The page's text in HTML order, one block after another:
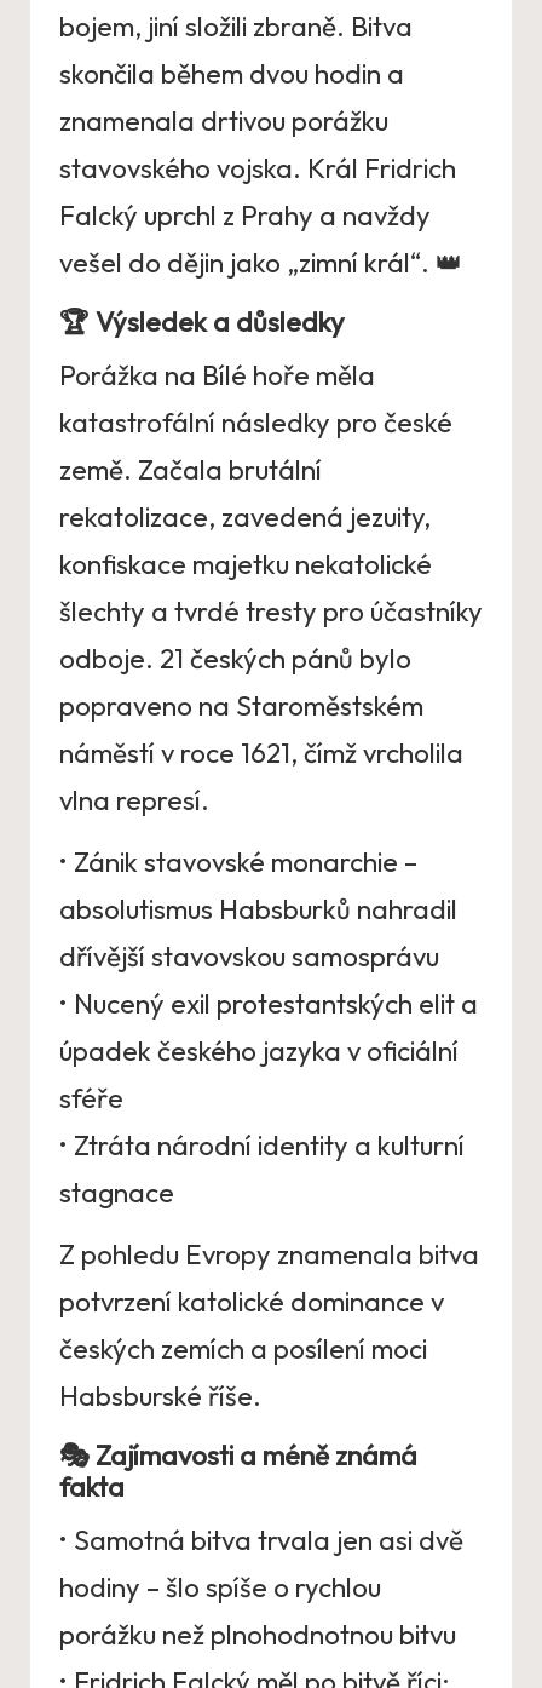
bojem, jiní složili zbraně. Bitva
skončila během dvou hodin a
znamenala drtivou porážku
stavovského vojska. Král Fridrich
Falcký uprchl z Prahy a navždy
vešel do dějin jako „zimní král“. 👑
🏆 Výsledek a důsledky
Porážka na Bílé hoře měla
katastrofální následky pro české
země. Začala brutální
rekatolizace, zavedená jezuity,
konfiskace majetku nekatolické
šlechty a tvrdé tresty pro účastníky
odboje. 21 českých pánů bylo
popraveno na Staroměstském
náměstí v roce 1621, čímž vrcholila
vlna represí.
• Zánik stavovské monarchie –
absolutismus Habsburků nahradil
dřívější stavovskou samosprávu
• Nucený exil protestantských elit a
úpadek českého jazyka v oficiální
sféře
• Ztráta národní identity a kulturní
stagnace
Z pohledu Evropy znamenala bitva
potvrzení katolické dominance v
českých zemích a posílení moci
Habsburské říše.
🎭Zajímavosti a méně známá
fakta
• Samotná bitva trvala jen asi dvě
hodiny – šlo spíše o rychlou
porážku než plnohodnotnou bitvu